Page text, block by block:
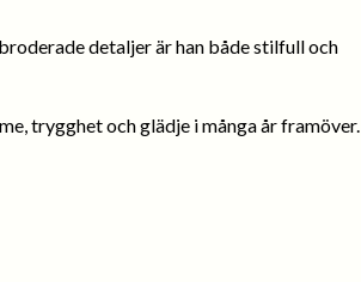
detaljer är han både stilfull och
trygghet och glädje i många år framöver.